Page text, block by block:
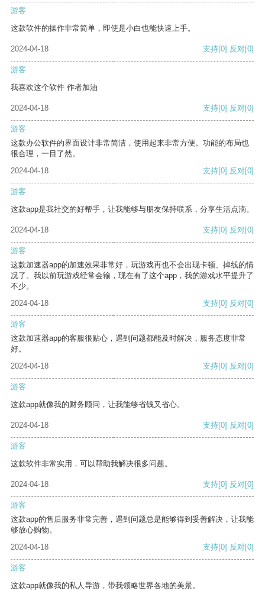
游客
这款软件的操作非常简单，即使是小白也能快速上手。
2024-04-18 支持[0] 反对[0]
游客
我喜欢这个软件 作者加油
2024-04-18 支持[0] 反对[0]
游客
这款办公软件的界面设计非常简洁，使用起来非常方便。功能的布局也
很合理，一目了然。
2024-04-18
支持[0] 反对[0]
游客
这款app是我社交的好帮手，让我能够与朋友保持联系，分享生活点滴。
2024-04-18 支持[0] 反对[0]
游客
这款加速器app的加速效果非常好，玩游戏再也不会出现卡顿、掉线的情
况了。我以前玩游戏经常会输，现在有了这个app，我的游戏水平提升了
不少。
2024-04-18
支持[0] 反对[0]
游客
这款加速器app的客服很贴心，遇到问题都能及时解决，服务态度非常
好。
2024-04-18
支持[0] 反对[0]
游客
这款app就像我的财务顾问，让我能够省钱又省心。
2024-04-18 支持[0] 反对[0]
游客
这款软件非常实用，可以帮助我解决很多问题。
2024-04-18 支持[0] 反对[0]
游客
这款app的售后服务非常完善，遇到问题总是能够得到妥善解决，让我能
够放心购物。
2024-04-18
支持[0] 反对[0]
游客
这款app就像我的私人导游，带我领略世界各地的美景。